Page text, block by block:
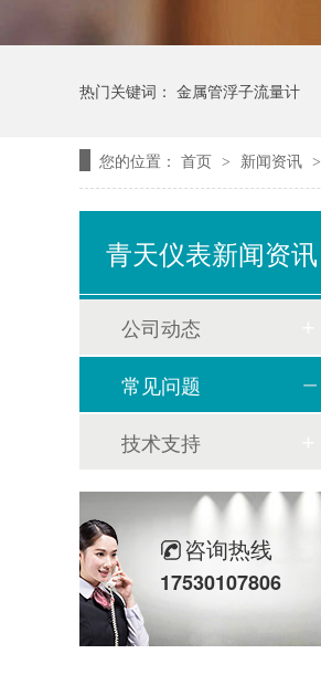
热门关键词： 金属管浮子流量计
您的位置： 首页 > 新闻资讯 >
青天仪表新闻资讯
公司动态
常见问题
技术支持
咨询热线
17530107806